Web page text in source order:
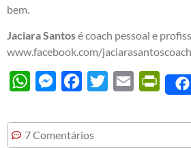
bem.
Jaciara Santosé coach pessoal e
www.facebook.com/jaciarasantoscoach
WhatsAppMessengerFacebook
Twitter Email
7 Comentários